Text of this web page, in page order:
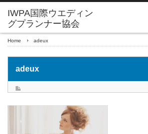
Home adeux
adeux